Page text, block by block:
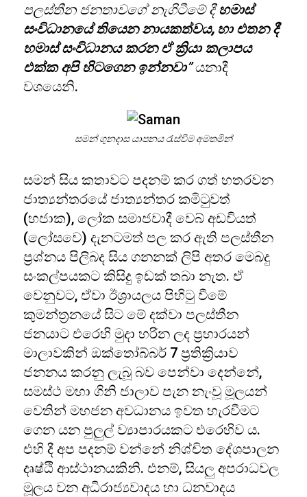
පලස්තීන ජනතාවගේ නැගිටීමේ දීහමාස්
සංවිධානයේ තියෙන නායකත්වය, හා එතන දී
හමාස් සංවිධානය කරන ඒ ක්‍රියා කලාපය
එක්ක අපි හිටගෙන ඉන්නවා”යනාදී
වශයෙනි.
සමන් ගුනදාස යාපනය රැස්වීම අමතමින්
සමන් සිය කතාවට පදනම් කර ගත් හතරවන
ජාත්‍යන්තරයේ ජාත්‍යන්තර කමිටුවත්
(හජාක), ලෝක සමාජවාදී වෙබ් අඩවියත්
(ලෝසවෙ) දැනටමත් පල කර ඇති පලස්තීන
ප්‍රශ්නය පිලිබද සිය ගනනක් ලිපි අතර මෙබදු
සංකල්පයකට කිසිදු ඉඩක් තබා නැත. ඒ
වෙනුවට, ඒවා ඊශ්‍රායලය පිහිටු වීමේ
කුමන්ත්‍රනයේ සිට මේ දක්වා පලස්තීන
ජනයාට එරෙහි මුදා හරින ලද ප්‍රහාරයන්
මාලාවකින් ඔක්තෝබ්බර් 7 ප්‍රතික්‍රියාව
ජනනය කරනු ලැබූ බව පෙන්වා දෙන්නේ,
සමස්ථ මහා ගිනි ජාලාව පැන නැංවූ මූලයන්
වෙතින් මහජන අවධානය ඉවත හැරවීමට
ගෙන යන පුලුල් ව්‍යාපාරයකට එරෙහිව ය.
එහි දී අප පදනම් වන්නේ නිශ්චිත දේශපාලන
දෘෂ්ඨි ආස්ථානයකිනි. එනම්, සියලු අපරාධවල
මූලය වන අධිරාජ්‍යවාදය හා ධනවාදය